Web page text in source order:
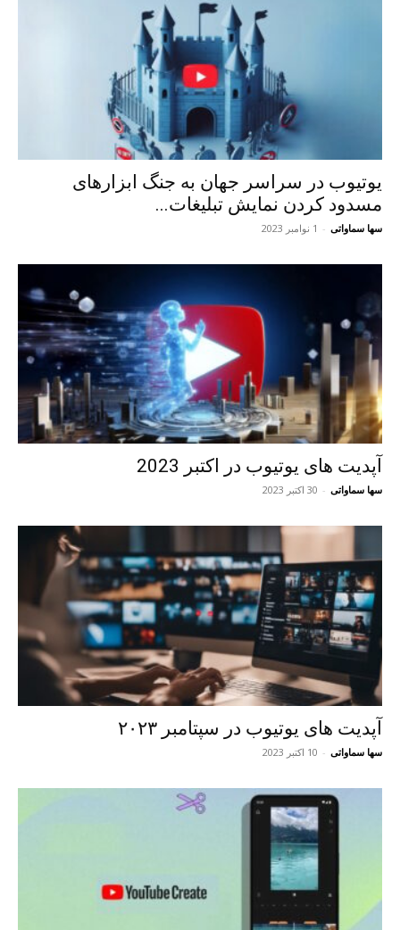
یوتیوب در سراسر جهان به جنگ ابزارهای
مسدود کردن نمایش تبلیغات...
سها سماواتی - 1 نوامبر 2023
آپدیت های یوتیوب در اکتبر 2023
سها سماواتی - 30 اکتبر 2023
آپدیت های یوتیوب در سپتامبر ۲۰۲۳
سها سماواتی - 10 اکتبر 2023